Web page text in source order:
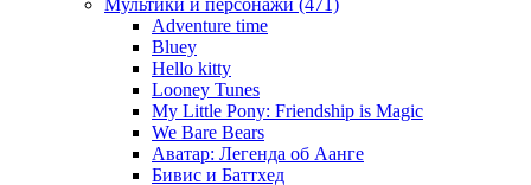
Мультики и персонажи (471)
Adventure time
Bluey
Hello kitty
Looney Tunes
My Little Pony: Friendship is Magic
We Bare Bears
Аватар: Легенда об Аанге
Бивис и Баттхед